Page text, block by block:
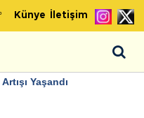
Künye İletişim
Yaşandı